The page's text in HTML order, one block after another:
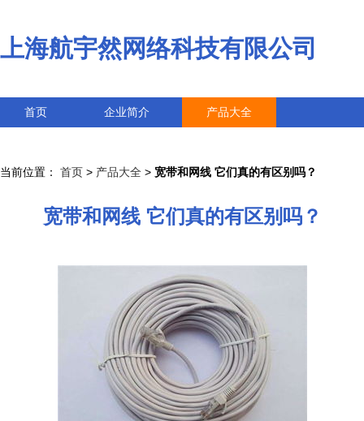
上海航宇然网络科技有限公司
首页 企业简介 产品大全
当前位置： 首页 > 产品大全 > 宽带和网线 它们真的有区别吗？
宽带和网线 它们真的有区别吗？